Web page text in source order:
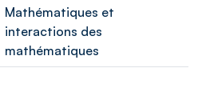
Mathématiques et
interactions des
mathématiques